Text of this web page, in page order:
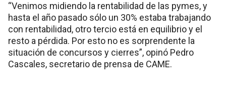
“Venimos midiendo la rentabilidad de las pymes, y
hasta el año pasado sólo un 30% estaba trabajando
con rentabilidad, otro tercio está en equilibrio y el
resto a pérdida. Por esto no es sorprendente la
situación de concursos y cierres”, opinó Pedro
Cascales, secretario de prensa de CAME.